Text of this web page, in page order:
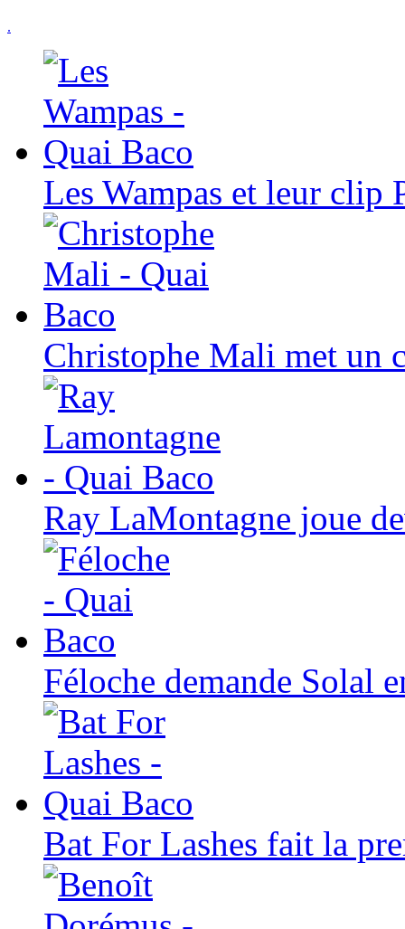
.
Les Wampas et leur clip
Christophe Mali met un
Ray LaMontagne joue
Féloche demande Solal
Bat For Lashes fait la